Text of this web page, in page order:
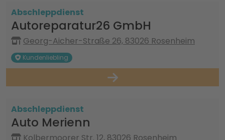
Abschleppdienst
Autoreparatur26 GmbH
Georg-Aicher-Straße 26, 83026 Rosenheim
Kundenliebling
Abschleppdienst
Auto Merienn